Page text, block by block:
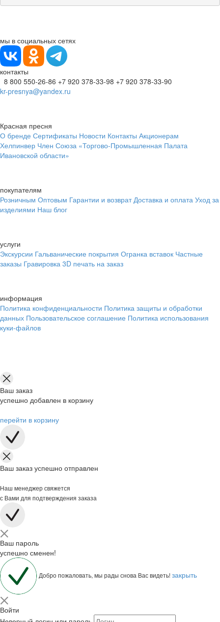
мы в социальных сетях
контакты
8 800 550-26-86 +7 920 378-33-98 +7 920 378-33-90
kr-presnya@yandex.ru
Красная пресня
О бренде Сертификаты Новости Контакты Акционерам
Хелпинвер Член Союза «Торгово-Промышленная Палата
Ивановской области»
покупателям
Розничным Оптовым Гарантии и возврат Доставка и оплата Уход за
изделиями Наш блог
услуги
Экскурсии Гальванические покрытия Огранка вставок Частные
заказы Гравировка 3D печать на заказ
информация
Политика конфиденциальности Политика защиты и обработки
данных Пользовательское соглашение Политика использования
куки-файлов
Ваш заказ
успешно добавлен в корзину
перейти в корзину
Ваш заказ успешно отправлен
Наш менеджер свяжется
с Вами для подтверждения заказа
Ваш пароль
успешно сменен!
Добро пожаловать, мы рады снова Вас видеть!закрыть
Войти